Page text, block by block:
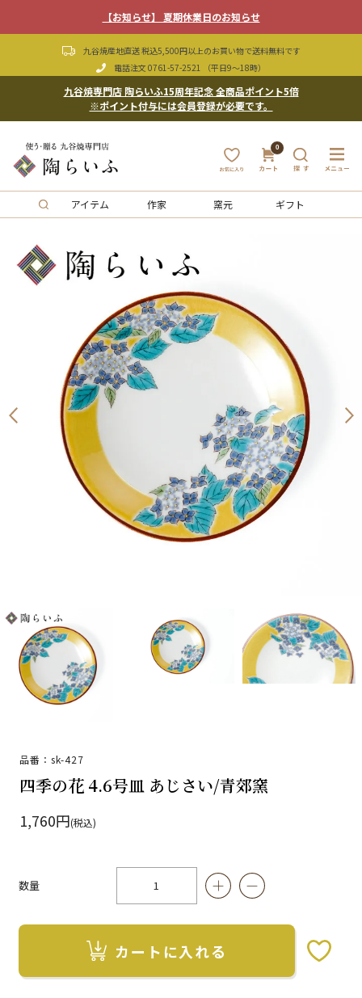
【お知らせ】 夏期休業日のお知らせ
九谷焼産地直送 税込5,500円以上のお買い物で送料無料です
電話注文 0761-57-2521 （平日9〜18時）
九谷焼専門店 陶らいふ15周年記念 全商品ポイント5倍
※ポイント付与には会員登録が必要です。
0
アイテム 作家 窯元 ギフト
品番：sk-427
四季の花 4.6号皿 あじさい/青郊窯
1,760円(税込)
数量
カートに入れる